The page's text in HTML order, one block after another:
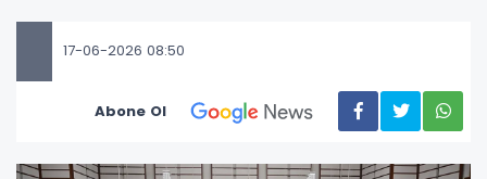
17-06-2026 08:50
Abone Ol